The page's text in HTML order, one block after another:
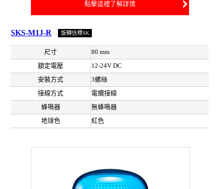
點擊這裡了解詳情
SKS-M1J-R 旋轉信標SK
尺寸
80 mm
額定電壓
12-24V DC
安裝方式
3螺絲
接線方式
電纜接線
蜂鳴器
無蜂鳴器
地球色
紅色